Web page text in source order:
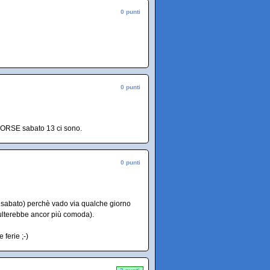
0 punti
0 punti
sabato 13 ci sono.
0 punti
perchè vado via qualche giorno
ancor più comoda).
ferie ;-)